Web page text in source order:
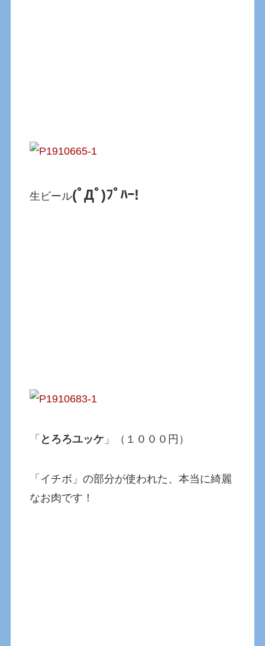
生ビール(ﾟДﾟ)ﾌﾟﾊｰ!
「 とろろユッケ 」（１０００円）
「イチボ」の部分が使われた、本当に綺麗
なお肉です！